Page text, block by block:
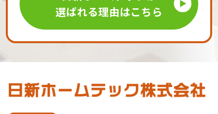
選ばれる理由はこちら